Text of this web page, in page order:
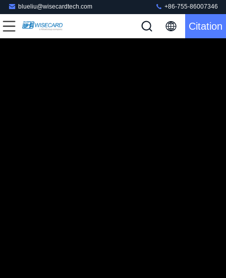
blueliu@wisecardtech.com +86-755-86007346
Citation